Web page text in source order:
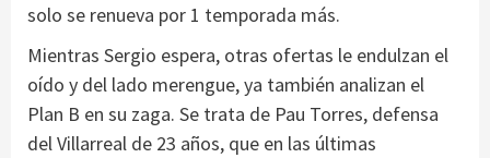
solo se renueva por 1 temporada más.
Mientras Sergio espera, otras ofertas le endulzan el
oído y del lado merengue, ya también analizan el
Plan B en su zaga. Se trata de Pau Torres, defensa
del Villarreal de 23 años, que en las últimas